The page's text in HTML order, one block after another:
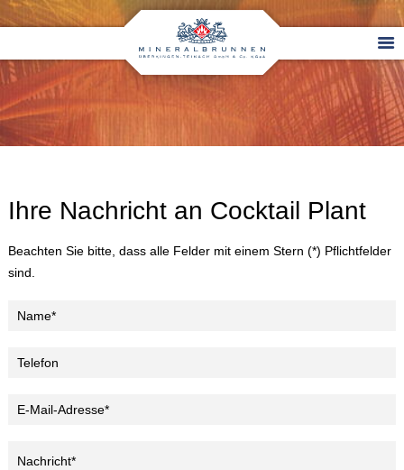
Ihre Nachricht an Cocktail Plant
Beachten Sie bitte, dass alle Felder mit einem Stern (*) Pflichtfelder
sind.